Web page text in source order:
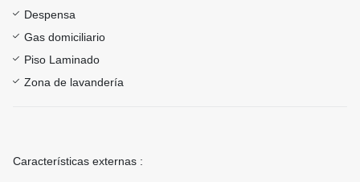
Despensa
Gas domiciliario
Piso Laminado
Zona de lavandería
Características externas :